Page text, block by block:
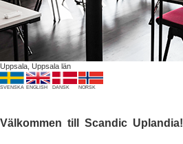
Uppsala, Uppsala län
SVENSKA ENGLISH DANSK NORSK
Välkommen till Scandic Uplandia!